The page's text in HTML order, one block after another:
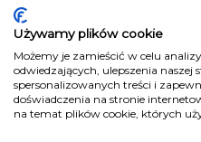
się, w jaki sposób możesz
wykorzystanie treści.
Naruszenie tych zasad jest
odpowiedzialnością karną.
Wszelkie prawa zastrzeżone.
Używamy plików cookie
Możemy je zamieścić w celu
odwiedzających, ulepszenia
spersonalizowanych treści i
doświadczenia na stronie
na temat plików cookie, których